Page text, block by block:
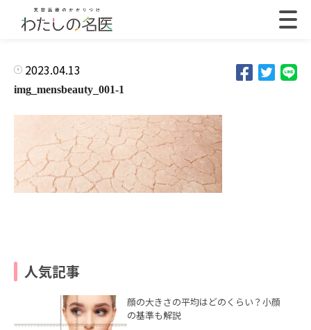
2023.04.13
img_mensbeauty_001-1
人気記事
顔の大きさの平均はどのくらい？小顔
の基準も解説